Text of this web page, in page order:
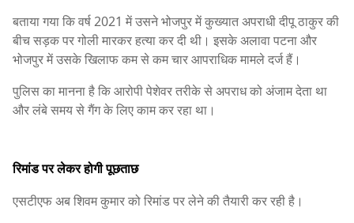
बताया गया कि वर्ष 2021 में उसने भोजपुर में कुख्यात अपराधी दीपू ठाकुर की
बीच सड़क पर गोली मारकर हत्या कर दी थी। इसके अलावा पटना और
भोजपुर में उसके खिलाफ कम से कम चार आपराधिक मामले दर्ज हैं।
पुलिस का मानना है कि आरोपी पेशेवर तरीके से अपराध को अंजाम देता था
और लंबे समय से गैंग के लिए काम कर रहा था।
रिमांड पर लेकर होगी पूछताछ
एसटीएफ अब शिवम कुमार को रिमांड पर लेने की तैयारी कर रही है।